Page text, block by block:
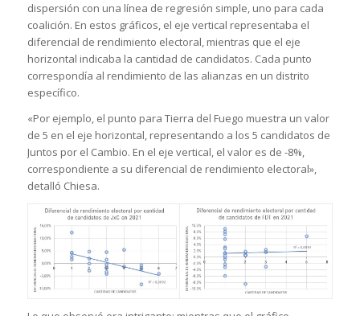
dispersión con una línea de regresión simple, uno para cada
coalición. En estos gráficos, el eje vertical representaba el
diferencial de rendimiento electoral, mientras que el eje
horizontal indicaba la cantidad de candidatos. Cada punto
correspondía al rendimiento de las alianzas en un distrito
específico.
«Por ejemplo, el punto para Tierra del Fuego muestra un valor
de 5 en el eje horizontal, representando a los 5 candidatos de
Juntos por el Cambio. En el eje vertical, el valor es de -8%,
correspondiente a su diferencial de rendimiento electoral»,
detalló Chiesa.